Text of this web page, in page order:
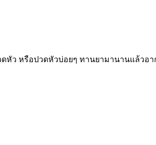
หัว หรือปวดหัวบ่อยๆ ทานยามานานแล้ว